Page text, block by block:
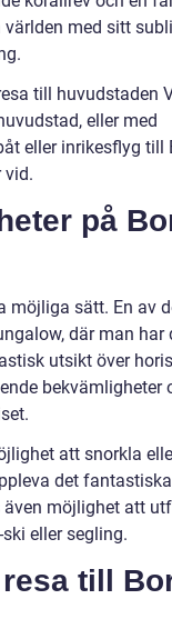
världen med sitt
till huvudstaden
eller med
eller inrikesflyg till
vid.
på
möjliga sätt. En av
där man har
utsikt över
bekvämligheter
att snorkla
det fantastiska
möjlighet att
eller segling.
till